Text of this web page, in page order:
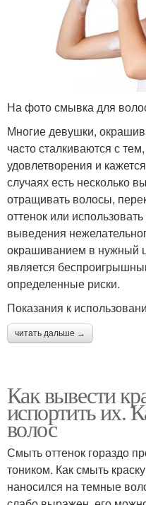
На фото смывка для
Многие девушки,
часто сталкиваются с
удовлетворения и
случаях есть несколько
отращивать волосы,
оттенок или
выведения
окрашиванием в нужный
является
определенные риски.
Показания к
читать дальше →
Как вывести
испортить их.
волос
Смыть оттенок гораздо
тоником. Как смыть
наносился на темные